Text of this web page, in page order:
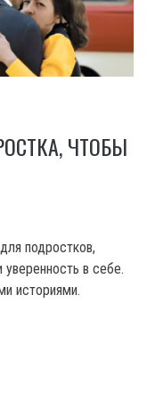
ЧТОБЫ
подростков,
в себе.
историями.